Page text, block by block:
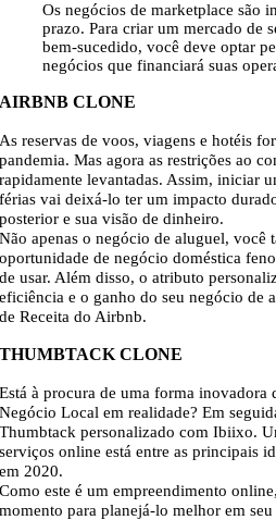
Os negócios de marketplace são
prazo. Para criar um mercado de
bem-sucedido, você deve optar
negócios que financiará suas
AIRBNB CLONE
As reservas de voos, viagens e hotéis
pandemia. Mas agora as restrições ao
rapidamente levantadas. Assim, iniciar
férias vai deixá-lo ter um impacto
posterior e sua visão de dinheiro.
Não apenas o negócio de aluguel, você
oportunidade de negócio doméstica
de usar. Além disso, o atributo
eficiência e o ganho do seu negócio de
de Receita do Airbnb.
THUMBTACK CLONE
Está à procura de uma forma inovadora
Negócio Local em realidade? Em
Thumbtack personalizado com Ibiixo.
serviços online está entre as principais
em 2020.
Como este é um empreendimento
momento para planejá-lo melhor em